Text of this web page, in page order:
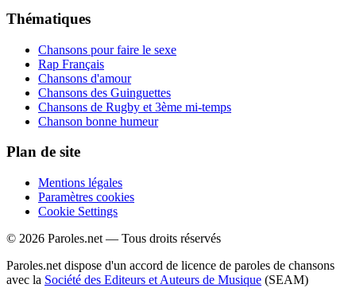
Thématiques
Chansons pour faire le sexe
Rap Français
Chansons d'amour
Chansons des Guinguettes
Chansons de Rugby et 3ème mi-temps
Chanson bonne humeur
Plan de site
Mentions légales
Paramètres cookies
Cookie Settings
© 2026 Paroles.net — Tous droits réservés
Paroles.net dispose d'un accord de licence de paroles de chansons
avec la Société des Editeurs et Auteurs de Musique (SEAM)